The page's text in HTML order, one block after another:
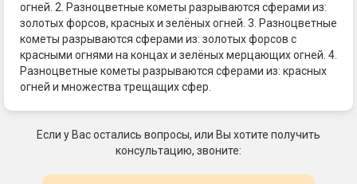
огней. 2. Разноцветные кометы разрываются сферами из:
золотых форсов, красных и зелёных огней. 3. Разноцветные
кометы разрываются сферами из: золотых форсов с
красными огнями на концах и зелёных мерцающих огней. 4.
Разноцветные кометы разрываются сферами из: красных
огней и множества трещащих сфер.
Если у Вас остались вопросы, или Вы хотите получить
консультацию, звоните: